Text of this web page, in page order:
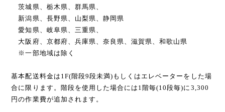
茨城県、栃木県、群馬県、
新潟県、長野県、山梨県、静岡県
愛知県、岐阜県、三重県、
大阪府、京都府、兵庫県、奈良県、滋賀県、和歌山県
※一部地域は除く
基本配送料金は1F(階段9段未満)もしくはエレベーターをした場
合に限ります。階段を使用した場合には1階毎(10段毎)に3,300
円の作業費が追加されます。